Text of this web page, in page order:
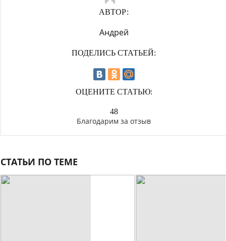
АВТОР:
Андрей
ПОДЕЛИСЬ СТАТЬЕЙ:
ОЦЕНИТЕ СТАТЬЮ:
48
Благодарим за отзыв
СТАТЬИ ПО ТЕМЕ